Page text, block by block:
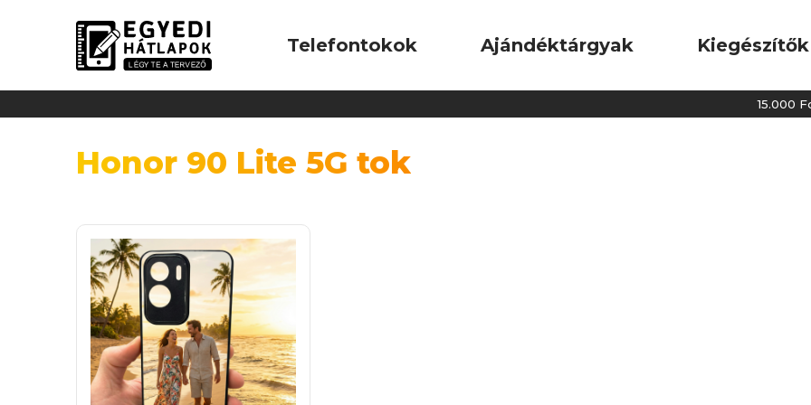
Telefontokok Ajándéktárgyak Kiegészítők
15.000
Honor 90 Lite 5G tok